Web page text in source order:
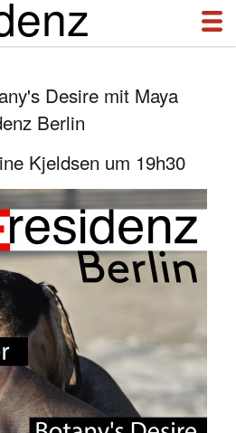
janvier 2026
2025
Berlin
Die
septembre 2025
février/juin 2025
2025
deutsch | français
Desire mit Maya
Berlin
Kjeldsen um 19h30